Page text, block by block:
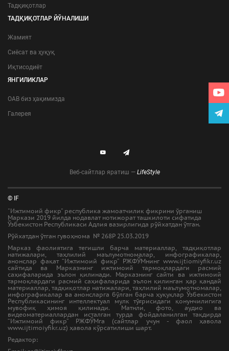
Тадқиқотлар
ТАДҚИҚОТЛАР ЙЎНАЛИШИ
Жамият
Сиёсат ва ҳуқуқ
Иқтисодиёт
ЯНГИЛИКЛАР
ОАВ биз ҳақимизда
Галерея
Веб-сайтлар яратиш — LifeStyle
© IF
"Ижтимоий фикр" республика жамоатчилик фикрини ўрганиш
Маркази 2019 йилда нодавлат нотижорат ташкилоти сифатида
Ўзбекистон Республикаси Адлия вазирлигида рўйхатдан ўтган.
Рўйхатдан ўтган гувоҳнома № 268Р 25.03.2019
Марказ фаолиятига тегишли барча материаллар, тадқиқотлар
натижалари, таҳлилий маълумотномалар, инфографикалар,
анонслар фақат “Ижтимоий фикр” РЖФЎМнинг www.ijtiomiyfikr.uz
сайтида ва Марказнинг ижтимоий тармоқлардаги расмий
саҳифаларида эълон қилинади. Марказнинг сайти ва ижтимоий
тармоқлардаги расмий саҳифаларида эълон қилинган ҳар қандай
материаллар, тадқиқотлар натижалари, таҳлилий маълумотномалар,
инфографикалар ва анонсларга бўлган барча ҳуқуқлар Ўзбекистон
Республикасининг интеллектуал мулк тўғрисидаги қонунчилигига
мувофиқ ҳимоя қилинади. Матнли, фото, аудио ва
видеоматериаллардан исталган турда фойдаланилган тақдирда
“Ижтимоий фикр” РЖФЎМга (сайтлар учун - фаол ҳавола
www.ijtimoiyfikr.uz) ҳавола кўрсатилиши шарт.
Редактор: